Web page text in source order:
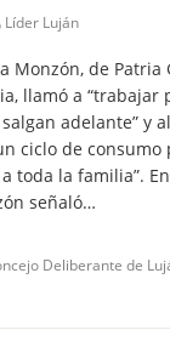
Líder Luján
Monzón, de Patria
llamó a “trabajar
adelante” y
ciclo de
toda la familia”.
señaló…
Deliberante de